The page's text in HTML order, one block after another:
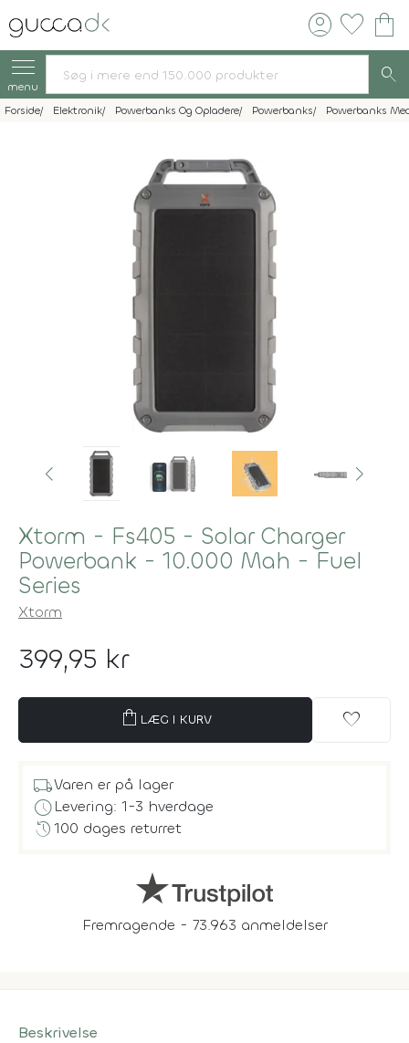
account_circle favorite shopping_bag
menu search
Forside Elektronik Powerbanks Og Opladere Powerbanks Powerbanks
Xtorm - Fs405 - Solar Charger
Powerbank - 10.000 Mah - Fuel
Series
Xtorm
399,95 kr
shopping_bag LÆG I KURV favorite
local_shippingVaren er på lager
scheduleLevering: 1-3 hverdage
history100 dages returret
Fremragende - 73.963 anmeldelser
Beskrivelse